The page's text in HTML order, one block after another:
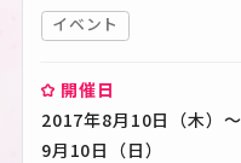
イベント
開催日
2017年8月10日（木）～
9月10日（日）